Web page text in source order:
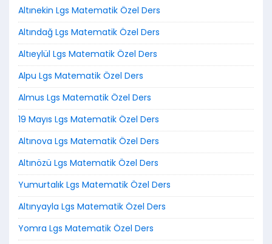
Altınekin Lgs Matematik Özel Ders
Altındağ Lgs Matematik Özel Ders
Altıeylül Lgs Matematik Özel Ders
Alpu Lgs Matematik Özel Ders
Almus Lgs Matematik Özel Ders
19 Mayıs Lgs Matematik Özel Ders
Altınova Lgs Matematik Özel Ders
Altınözü Lgs Matematik Özel Ders
Yumurtalık Lgs Matematik Özel Ders
Altınyayla Lgs Matematik Özel Ders
Yomra Lgs Matematik Özel Ders